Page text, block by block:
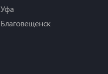
Уфа
Благовещенск